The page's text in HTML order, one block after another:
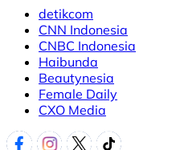
detikcom
CNN Indonesia
CNBC Indonesia
Haibunda
Beautynesia
Female Daily
CXO Media